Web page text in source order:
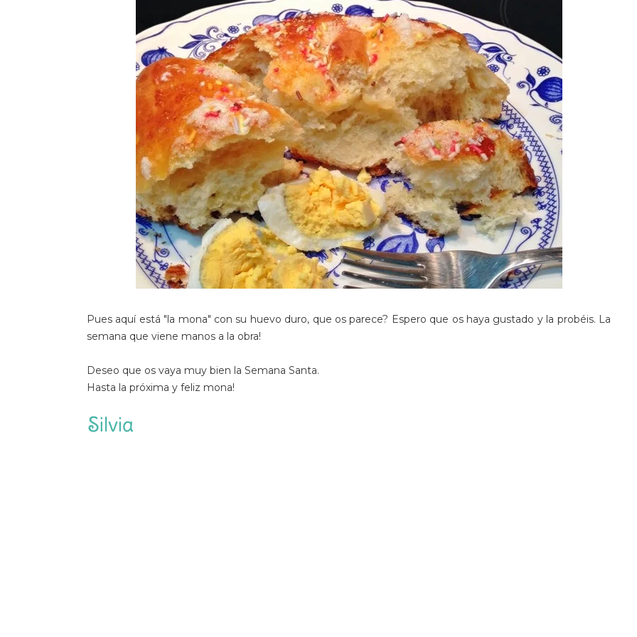
Pues aquí está "la mona" con su huevo duro, que os parece? Espero que os haya gustado y la probéis. La
semana que viene manos a la obra!
Deseo que os vaya muy bien la Semana Santa.
Hasta la próxima y feliz mona!